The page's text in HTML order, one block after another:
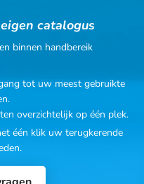
catalogus
binnen handbereik
tot uw meest gebruikte
overzichtelijk op één plek.
één klik uw terugkerende